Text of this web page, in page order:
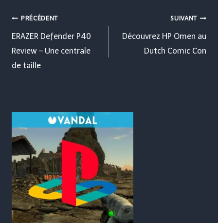
Navigation
de
l’article
PRÉCÉDENT
ERAZER Defender P40
Review – Une centrale
de taille
SUIVANT
Découvrez HP Omen au
Dutch Comic Con